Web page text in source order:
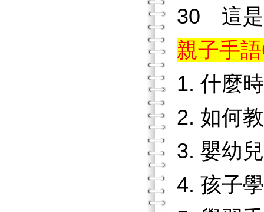
30 這是
親子手
1. 什麼
2. 如何
3. 嬰幼
4. 孩子